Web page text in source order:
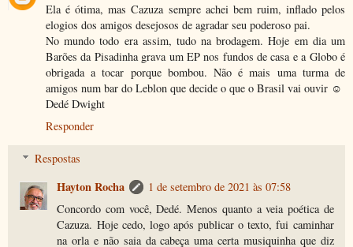
Ela é ótima, mas Cazuza sempre achei bem ruim, inflado pelos
elogios dos amigos desejosos de agradar seu poderoso pai.
No mundo todo era assim, tudo na brodagem. Hoje em dia um
Barões da Pisadinha grava um EP nos fundos de casa e a Globo é
obrigada a tocar porque bombou. Não é mais uma turma de
amigos num bar do Leblon que decide o que o Brasil vai ouvir ☺️
Dedé Dwight
Responder
Respostas
Hayton Rocha
1 de setembro de 2021 às 07:58
Concordo com você, Dedé. Menos quanto a veia poética de
Cazuza. Hoje cedo, logo após publicar o texto, fui caminhar
na orla e não saia da cabeça uma certa musiquinha que diz